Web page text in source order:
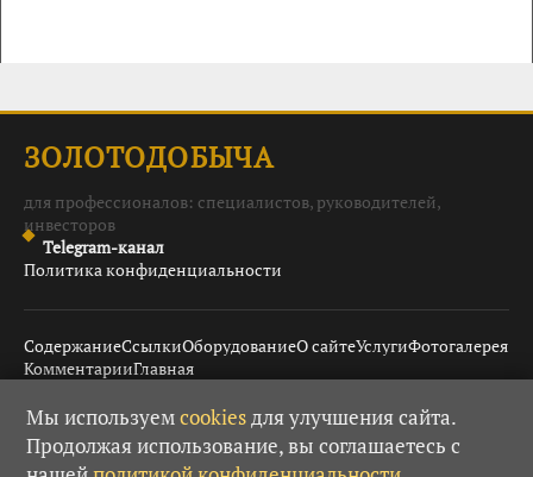
ЗОЛОТОДОБЫЧА
для профессионалов: специалистов, руководителей,
инвесторов
Telegram-канал
Политика конфиденциальности
СодержаниеСсылкиОборудованиеО сайтеУслугиФотогалерея
КомментарииГлавная
© 2008–2026 Золотодобыча · 18+ · При использовании
Мы используемcookiesдля улучшения сайта.
Продолжая использование, вы соглашаетесь с